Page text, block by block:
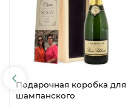
Подарочная коробка для
шампанского